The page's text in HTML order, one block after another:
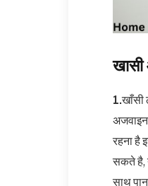
1.खाँसी
रहना है
सकते है,
साथ